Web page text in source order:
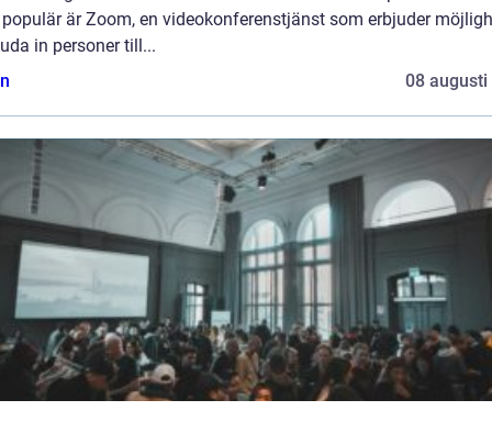
är Zoom, en videokonferenstjänst som erbjuder
in personer till...
08 augusti